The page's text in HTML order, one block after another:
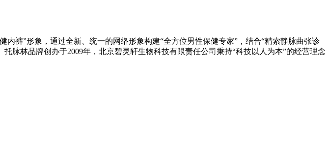
裤”形象，通过全新、统一的网络形象构建“全方位男性保健专家”，结合“精索静脉曲张诊
林品牌创办于2009年，北京碧灵轩生物科技有限责任公司秉持“科技以人为本”的经营理念